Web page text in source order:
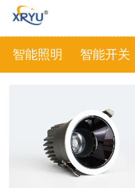
智能照明 智能开关